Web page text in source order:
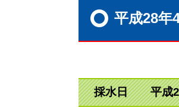
平成28
採水日 平成28